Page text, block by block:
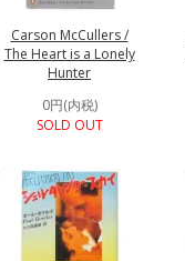
Carson McCullers /
The Heart is a Lonely
Hunter
0円(内税)
SOLD OUT